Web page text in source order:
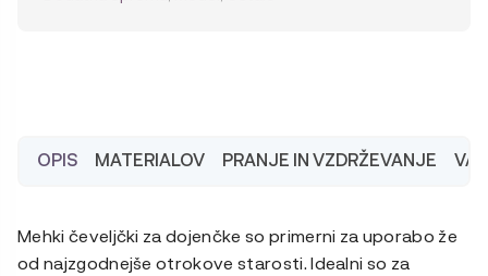
OPIS MATERIALOV PRANJE IN VZDRŽEVANJE
Mehki čeveljčki za dojenčke so primerni za uporabo že
od najzgodnejše otrokove starosti. Idealni so za